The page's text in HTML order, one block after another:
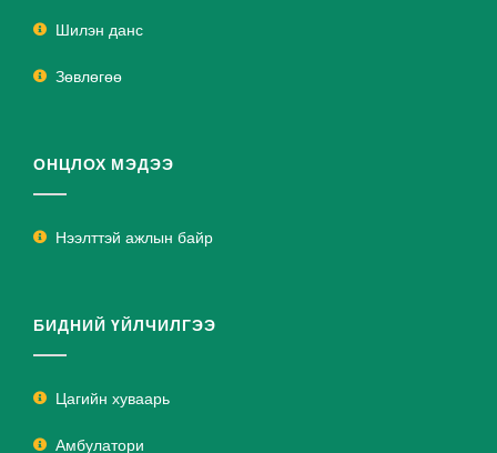
Шилэн данс
Зөвлөгөө
ОНЦЛОХ МЭДЭЭ
Нээлттэй ажлын байр
БИДНИЙ ҮЙЛЧИЛГЭЭ
Цагийн хуваарь
Амбулатори